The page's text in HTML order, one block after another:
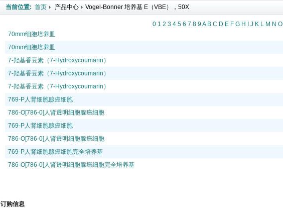
当前位置: 首页 产品中心 Vogel-Bonner 培养基 E（VBE），50X
0 1 2 3 4 5 6 7 8 9 A B C D E F G H J K L M N O
70mm细胞培养皿
70mm细胞培养皿
7-羟基香豆素（7-Hydroxycoumarin）
7-羟基香豆素（7-Hydroxycoumarin）
7-羟基香豆素（7-Hydroxycoumarin）
769-P人肾细胞腺癌细胞
786-O[786-0]人肾透明细胞腺癌细胞
769-P人肾细胞腺癌细胞
786-O[786-0]人肾透明细胞腺癌细胞
769-P人肾细胞腺癌细胞完全培养基
786-O[786-0]人肾透明细胞腺癌细胞完全培养基
订购信息